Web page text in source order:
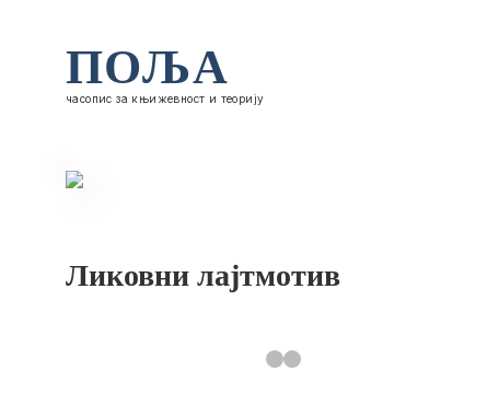
ПОЉА
часопис за књижевност и теорију
Ликовни лајтмотив